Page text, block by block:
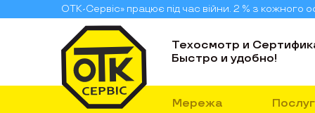
ОТК-Сервіс» працює під час війни. 2 % з
Техосмотр и
Быстро и удобно!
Мережа